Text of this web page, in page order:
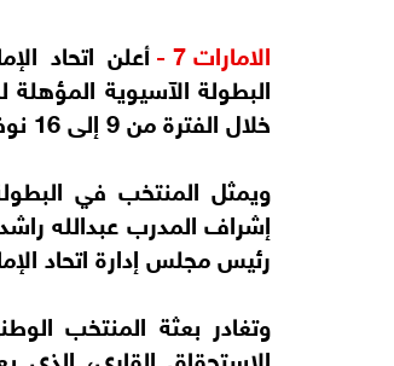
الامارات 7 -
أعلن اتحاد
خلال الفترة من 9 إلى 16 نوفمبر الجاري، بمشاركة نخبة من المنتخبات القارية.
ويمثل المنتخب في
إشراف المدرب عبدالله
رئيس مجلس إدارة اتحاد
وتغادر بعثة المنتخب
الاستحقاق القاري،